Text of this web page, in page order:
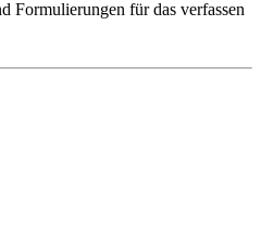
Formulierungen für das verfassen